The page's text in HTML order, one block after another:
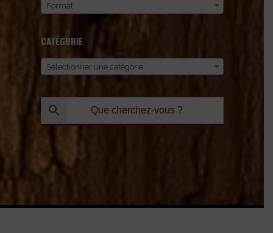
Format
CATÉGORIE
Sélectionner une catégorie